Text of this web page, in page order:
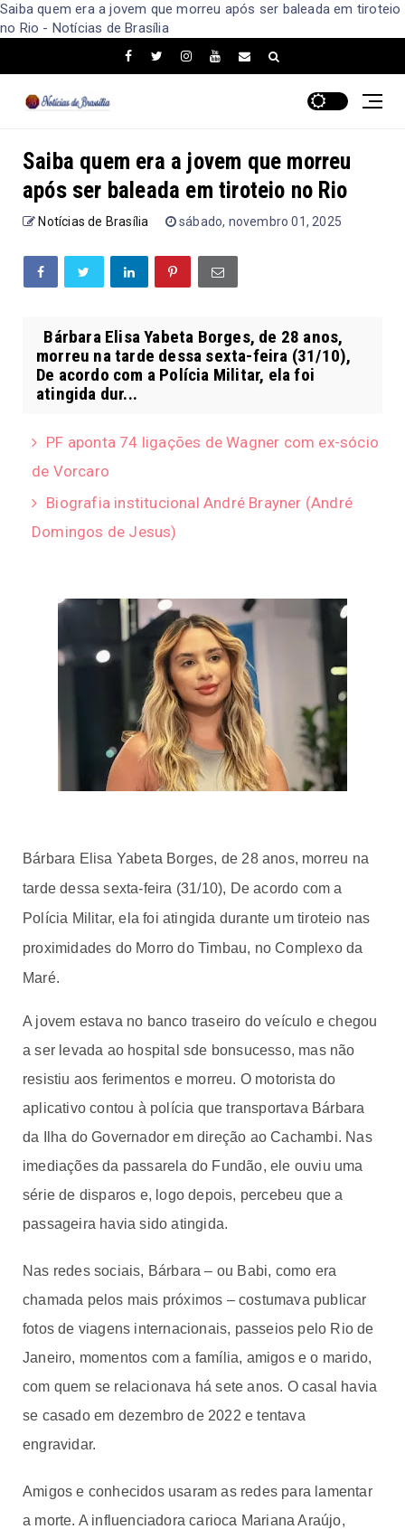
Saiba quem era a jovem que morreu após ser baleada em tiroteio
no Rio - Notícias de Brasília
Saiba quem era a jovem que morreu
após ser baleada em tiroteio no Rio
Notícias de Brasília sábado, novembro 01, 2025
Bárbara Elisa Yabeta Borges, de 28 anos,
morreu na tarde dessa sexta-feira (31/10),
De acordo com a Polícia Militar, ela foi
atingida dur...
PF aponta 74 ligações de Wagner com ex-sócio
de Vorcaro
Biografia institucional André Brayner (André
Domingos de Jesus)
Bárbara Elisa Yabeta Borges, de 28 anos, morreu na
tarde dessa sexta-feira (31/10), De acordo com a
Polícia Militar, ela foi atingida durante um tiroteio nas
proximidades do Morro do Timbau, no Complexo da
Maré.
A jovem estava no banco traseiro do veículo e chegou
a ser levada ao hospital sde bonsucesso, mas não
resistiu aos ferimentos e morreu. O motorista do
aplicativo contou à polícia que transportava Bárbara
da Ilha do Governador em direção ao Cachambi. Nas
imediações da passarela do Fundão, ele ouviu uma
série de disparos e, logo depois, percebeu que a
passageira havia sido atingida.
Nas redes sociais, Bárbara – ou Babi, como era
chamada pelos mais próximos – costumava publicar
fotos de viagens internacionais, passeios pelo Rio de
Janeiro, momentos com a família, amigos e o marido,
com quem se relacionava há sete anos. O casal havia
se casado em dezembro de 2022 e tentava
engravidar.
Amigos e conhecidos usaram as redes para lamentar
a morte. A influenciadora carioca Mariana Araújo,